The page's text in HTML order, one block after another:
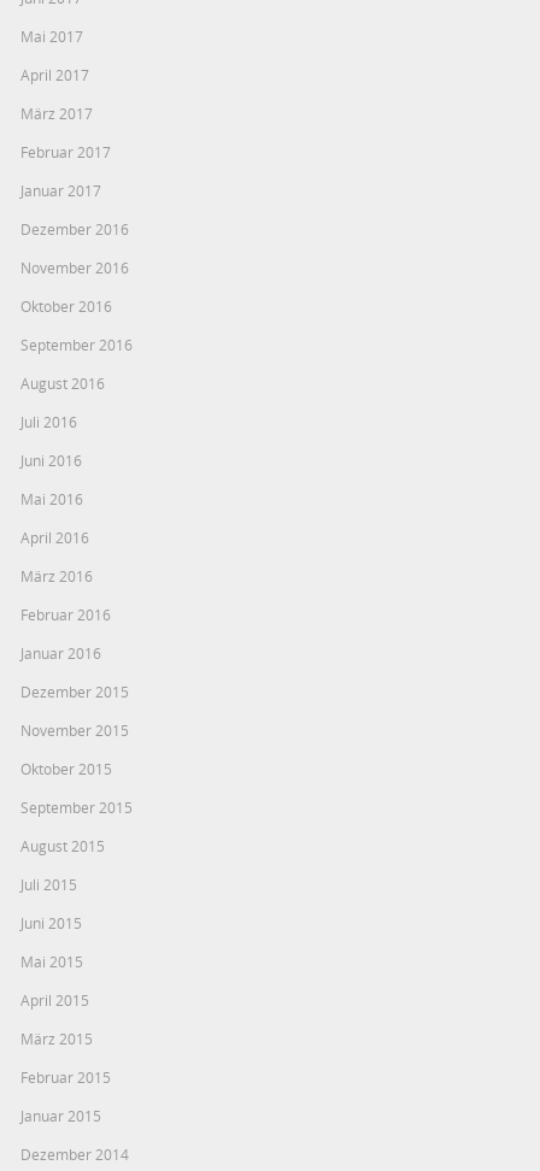
Mai 2017
April 2017
März 2017
Februar 2017
Januar 2017
Dezember 2016
November 2016
Oktober 2016
September 2016
August 2016
Juli 2016
Juni 2016
Mai 2016
April 2016
März 2016
Februar 2016
Januar 2016
Dezember 2015
November 2015
Oktober 2015
September 2015
August 2015
Juli 2015
Juni 2015
Mai 2015
April 2015
März 2015
Februar 2015
Januar 2015
Dezember 2014